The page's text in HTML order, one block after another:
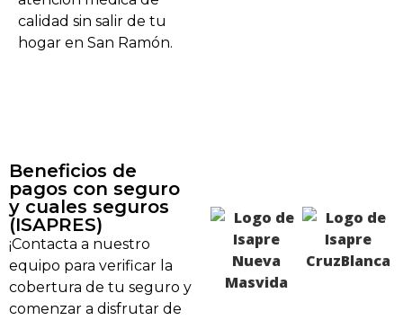
calidad sin salir de tu
hogar en San Ramón.
Beneficios de
pagos con seguro
y cuales seguros
(ISAPRES)
¡Contacta a nuestro
equipo para verificar la
cobertura de tu seguro y
comenzar a disfrutar de